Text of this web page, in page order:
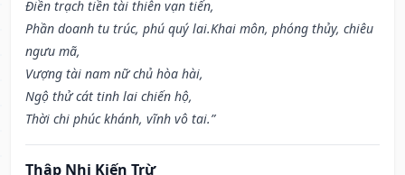
Điền trạch tiền tài thiên vạn tiến,
Phần doanh tu trúc, phú quý lai.Khai môn, phóng thủy, chiêu
ngưu mã,
Vượng tài nam nữ chủ hòa hài,
Ngộ thử cát tinh lai chiến hộ,
Thời chi phúc khánh, vĩnh vô tai.”
Thập Nhị Kiến Trừ